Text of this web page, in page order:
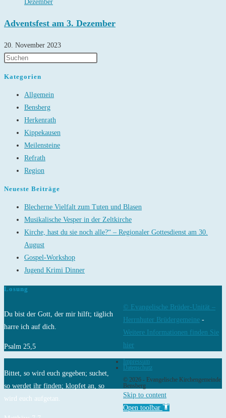
Adventsfest am 3. Dezember
20. November 2023
Kategorien
Allgemein
Bensberg
Herkenrath
Kippekausen
Meilensteine
Refrath
Region
Neueste Beiträge
Blecherne Vielfalt zum Tuten und Blasen
Musikalische Vesper in der Zeltkirche
Kirche, hast du sie noch alle?“ – Regionaler Gottesdienst am 30.
August
Gospel-Workshop
Jugend Krimi Dinner
Losung
Du bist der Gott, der mir hilft; täglich
harre ich auf dich.
Psalm 25,5
Bittet, so wird euch gegeben; suchet,
so werdet ihr finden; klopfet an, so
wird euch aufgetan.
© Evangelische Brüder-Unität –
Herrnhuter Brüdergemeine -
Weitere Informationen finden Sie
hier
Impressum
Datenschutz
© 2026 - Evangelische Kirchengemeinde
Bensberg
Skip to content
Open toolbar